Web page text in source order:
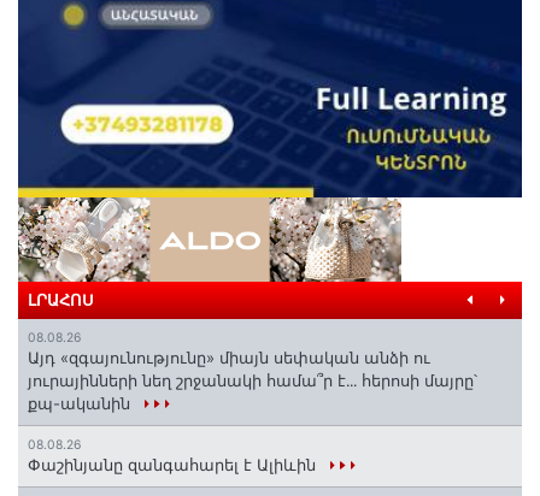
ԼՐԱՀՈՍ
08.08.26
Այդ «զգայունությունը» միայն սեփական անձի ու
յուրայինների նեղ շրջանակի համա՞ր է․․․ հերոսի մայրը՝
քպ-ականին
08.08.26
Փաշինյանը զանգահարել է Ալիևին